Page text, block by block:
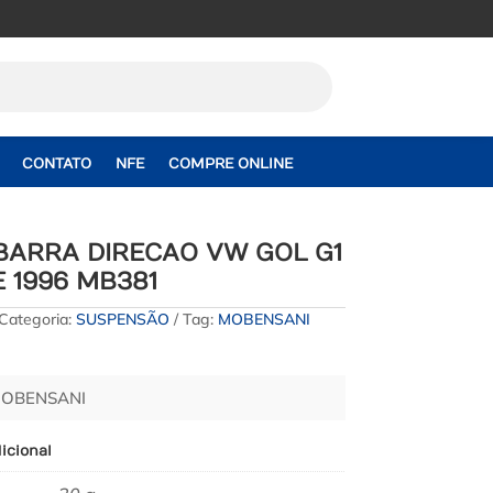
CONTATO NFE COMPRE ONLINE
DIRECAO VW GOL G1
1996 MB381
SUSPENSÃO Tag: MOBENSANI